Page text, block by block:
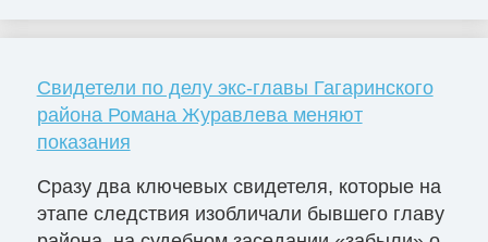
Свидетели по делу экс-главы Гагаринского
района Романа Журавлева меняют
показания
Сразу два ключевых свидетеля, которые на
этапе следствия изобличали бывшего главу